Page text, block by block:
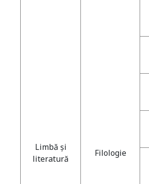
Limbă şi
literatură
Filologie